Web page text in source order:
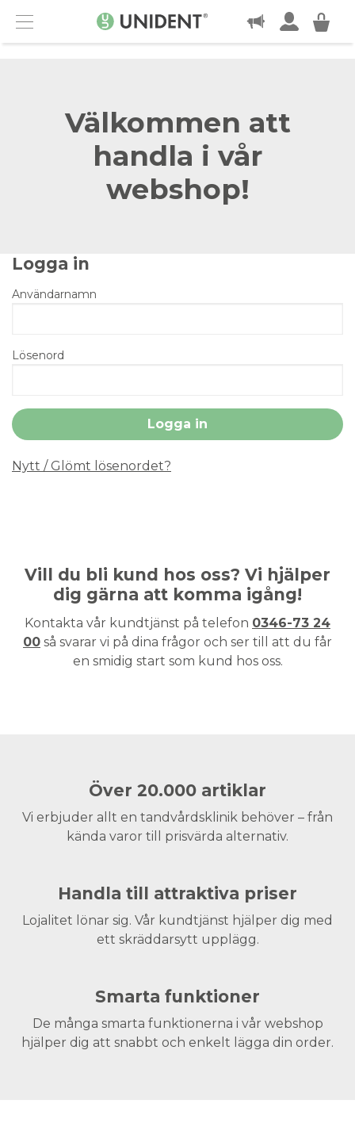
Menu
KONTAKT
Välkommen att
handla i vår
webshop!
Logga in
Användarnamn
Lösenord
Nytt / Glömt lösenordet?
Vill du bli kund hos oss? Vi hjälper
dig gärna att komma igång!
Kontakta vår kundtjänst på telefon 0346-73 24
00 så svarar vi på dina frågor och ser till att du får
en smidig start som kund hos oss.
Över 20.000 artiklar
Vi erbjuder allt en tandvårdsklinik behöver – från
kända varor till prisvärda alternativ.
Handla till attraktiva priser
Lojalitet lönar sig. Vår kundtjänst hjälper dig med
ett skräddarsytt upplägg.
Smarta funktioner
De många smarta funktionerna i vår webshop
hjälper dig att snabbt och enkelt lägga din order.